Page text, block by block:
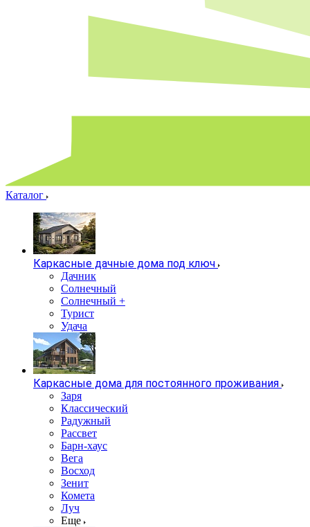
Каталог
Каркасные дачные дома под ключ
Дачник
Солнечный
Солнечный +
Турист
Удача
Каркасные дома для постоянного проживания
Заря
Классический
Радужный
Рассвет
Барн-хаус
Вега
Восход
Зенит
Комета
Луч
Еще